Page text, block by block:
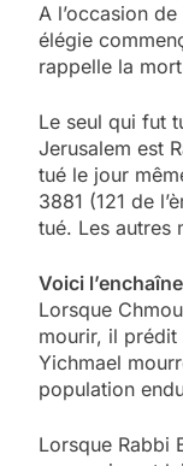
A l’occasion
élégie
rappelle la
Le seul qui fut
Jerusalem est
tué le jour
3881 (121 de
tué. Les autres
Voici
Lorsque
mourir, il prédit
Yichmael
population
Lorsque Rabbi